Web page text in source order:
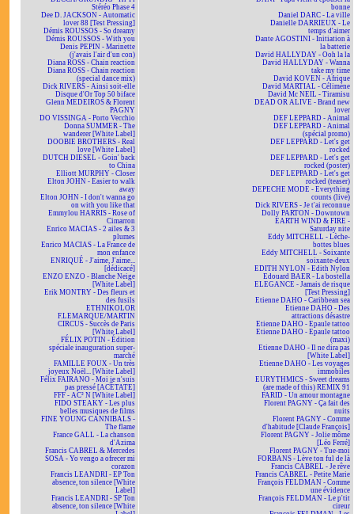
Stéréo Phase 4
Dee D. JACKSON - Automatic
lover 88 [Test Pressing]
Démis ROUSSOS - So dreamy
Démis ROUSSOS - With you
Denis PEPIN - Marinette
(j'avais l'air d'un con)
Diana ROSS - Chain reaction
Diana ROSS - Chain reaction
(special dance mix)
Dick RIVERS - Ainsi soit-elle
Disque d'Or Top 50 biface
Glenn MEDEIROS & Florent
PAGNY
DO VISSINGA - Porto Vecchio
Donna SUMMER - The
wanderer [White Label]
DOOBIE BROTHERS - Real
love [White Label]
DUTCH DIESEL - Goin' back
to China
Elliott MURPHY - Closer
Elton JOHN - Easier to walk
away
Elton JOHN - I don't wanna go
on with you like that
Emmylou HARRIS - Rose of
Cimarron
Enrico MACIAS - 2 ailes & 3
plumes
Enrico MACIAS - La France de
mon enfance
ENRIQUÉ - J'aime, J'aime...
[dédicacé]
ENZO ENZO - Blanche Neige
[White Label]
Erik MONTRY - Des fleurs et
des fusils
ETHNIKOLOR
F.LEMARQUE/MARTIN
CIRCUS - Succès de Paris
[White Label]
FÉLIX POTIN - Édition
spéciale inauguration super-
marché
FAMILLE FOUX - Un très
joyeux Noël... [White Label]
Félix FAIRANO - Moi je n'suis
pas pressé [ACÉTATE]
FFF - AC² N [White Label]
FIDO STEAKY - Les plus
belles musiques de films
FINE YOUNG CANNIBALS -
The flame
France GALL - La chanson
d'Azima
Francis CABREL & Mercedes
SOSA - Yo vengo a ofrecer mi
corazon
Francis LEANDRI - EP Ton
absence, ton silence [White
Label]
Francis LEANDRI - SP Ton
absence, ton silence [White
bonne
Daniel DARC - La ville
Danielle DARRIEUX - Le
temps d'aimer
Dante AGOSTINI - Initiation à
la batterie
David HALLYDAY - Ooh la la
David HALLYDAY - Wanna
take my time
David KOVEN - Afrique
David MARTIAL - Célimène
David Mc NEIL - Tiramisu
DEAD OR ALIVE - Brand new
lover
DEF LEPPARD - Animal
DEF LEPPARD - Animal
(spécial promo)
DEF LEPPARD - Let's get
rocked
DEF LEPPARD - Let's get
rocked (poster)
DEF LEPPARD - Let's get
rocked (teaser)
DEPECHE MODE - Everything
counts (live)
Dick RIVERS - Je t'ai reconnue
Dolly PARTON - Downtown
EARTH WIND & FIRE -
Saturday nite
Eddy MITCHELL - Lèche-
bottes blues
Eddy MITCHELL - Soixante
soixante-deux
EDITH NYLON - Edith Nylon
Edouard BAER - La bostella
ELEGANCE - Jamais de risque
[Test Pressing]
Etienne DAHO - Caribbean sea
Etienne DAHO - Des
attractions désastre
Etienne DAHO - Epaule tattoo
Etienne DAHO - Epaule tattoo
(maxi)
Etienne DAHO - Il ne dira pas
[White Label]
Etienne DAHO - Les voyages
immobiles
EURYTHMICS - Sweet dreams
(are made of this) REMIX 91
FARID - Un amour montagne
Florent PAGNY - Ça fait des
nuits
Florent PAGNY - Comme
d'habitude [Claude François]
Florent PAGNY - Jolie môme
[Léo Ferré]
Florent PAGNY - Tue-moi
FORBANS - Lève ton ful de là
Francis CABREL - Je rêve
Francis CABREL - Petite Marie
François FELDMAN - Comme
une évidence
François FELDMAN - Le p'tit
cireur